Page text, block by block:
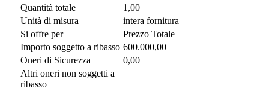
Quantità totale
1,00
Unità di misura
intera fornitura
Si offre per
Prezzo Totale
Importo soggetto a ribasso 600.000,00
Oneri di Sicurezza
0,00
Altri oneri non soggetti a
ribasso